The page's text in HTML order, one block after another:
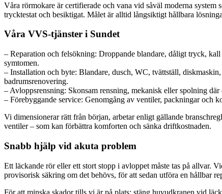
Våra rörmokare är certifierade och vana vid såväl moderna
trycktestat och besiktigat. Målet är alltid långsiktigt hållbara
Våra VVS-tjänster i Sundet
– Reparation och felsökning: Droppande blandare, dåligt tryck,
symtomen.
– Installation och byte: Blandare, dusch, WC, tvättställ,
badrumsrenovering.
– Avloppsrensning: Skonsam rensning, mekanisk eller spolning
– Förebyggande service: Genomgång av ventiler, packningar och
Vi dimensionerar rätt från början, arbetar enligt gällande
ventiler – som kan förbättra komforten och sänka driftkostnaden.
Snabb hjälp vid akuta problem
Ett läckande rör eller ett stort stopp i avloppet måste tas på allvar.
provisorisk säkring om det behövs, för att sedan utföra en hållbar
För att minska skador tills vi är på plats: stäng huvudkranen vid